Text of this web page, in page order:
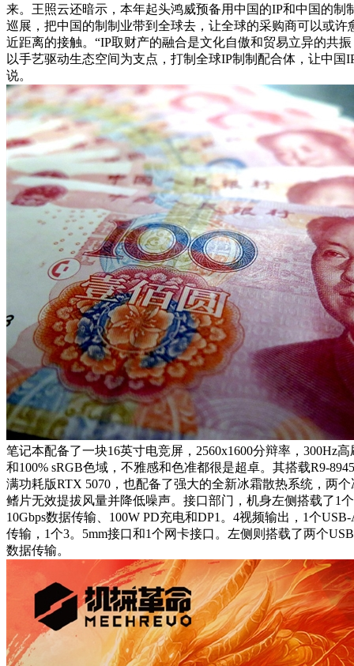
来。王照云还暗示，本年起头鸿威预备用中国的IP和中国的制
巡展，把中国的制制业带到全球去，让全球的采购商可以或许
近距离的接触。“IP取财产的融合是文化自傲和贸易立异的共
以手艺驱动生态空间为支点，打制全球IP制制配合体，让中国
说。
笔记本配备了一块16英寸电竞屏，2560x1600分辩率，300Hz
和100% sRGB色域，不雅感和色准都很是超卓。其搭载R9-
满功耗版RTX 5070，也配备了强大的全新冰霜散热系统，两
鳍片无效提拔风量并降低噪声。接口部门，机身左侧搭载了1
10Gbps数据传输、100W PD充电和DP1。4视频输出，1个
传输，1个3。5mm接口和1个网卡接口。左侧则搭载了两个
数据传输。